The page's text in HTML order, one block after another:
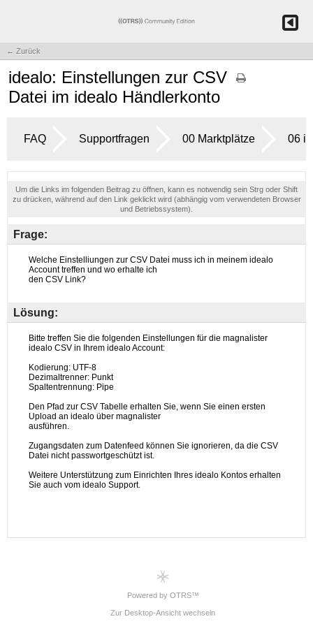
← Zurück
idealo: Einstellungen zur CSV
Datei im idealo Händlerkonto
FAQ Supportfragen 00 Marktplätze 06
Um die Links im folgenden Beitrag zu öffnen, kann es notwendig sein Strg oder Shift
zu drücken, während auf den Link geklickt wird (abhängig vom verwendeten Browser
und Betriebssystem).
Frage:
Lösung:
Powered by OTRS™
Zur Desktop-Ansicht wechseln